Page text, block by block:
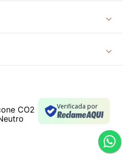
Verificada por